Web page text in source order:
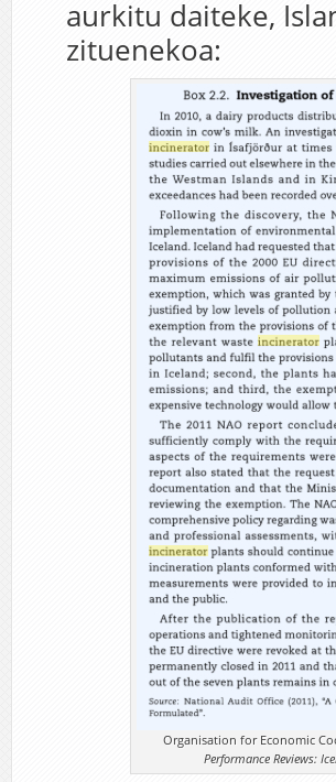
aurkitu daiteke,
zituenekoa:
Organisation for Economic
Performance Reviews: